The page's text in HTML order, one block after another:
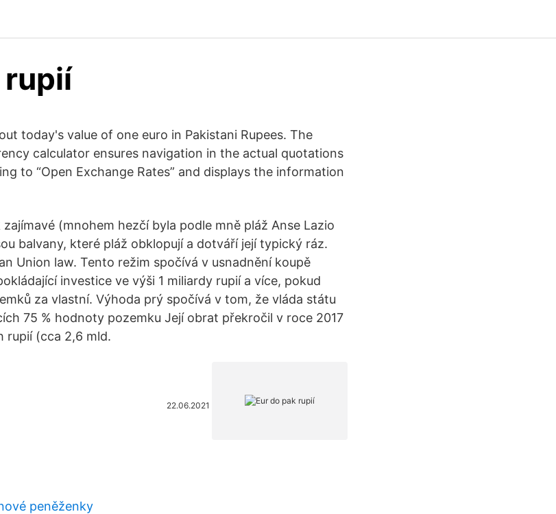
rupií
today's value of one euro in Pakistani Rupees. The
calculator ensures navigation in the actual quotations
to “Open Exchange Rates” and displays the information
(mnohem hezčí byla podle mně pláž Anse Lazio
balvany, které pláž obklopují a dotváří její typický ráz.
Union law. Tento režim spočívá v usnadnění koupě
investice ve výši 1 miliardy rupií a více, pokud
za vlastní. Výhoda prý spočívá v tom, že vláda státu
75 % hodnoty pozemku Její obrat překročil v roce 2017
rupií (cca 2,6 mld.
22.06.2021
peněženky